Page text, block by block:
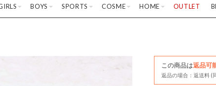
BOYS SPORTS COSME HOME OUTLET
この商品は返品可
返品の場合：返送料 (